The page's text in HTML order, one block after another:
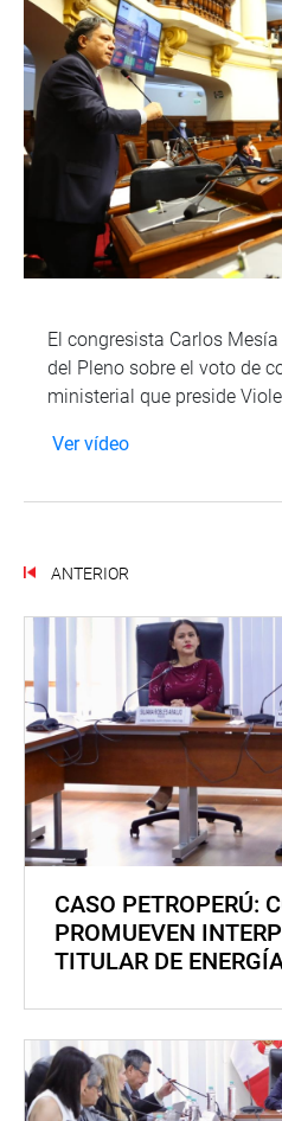
El congresista Carlos
del Pleno sobre el voto de
ministerial que preside
Ver vídeo
ANTERIOR
CASO PETROPERÚ:
PROMUEVEN
TITULAR DE